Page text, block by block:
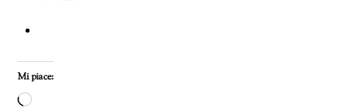
Mi piace:
Caricamento